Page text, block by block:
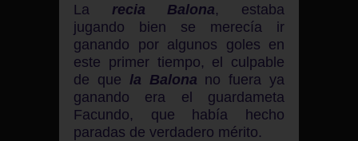
La recia Balona, estaba
jugando bien se merecía ir
ganando por algunos goles en
este primer tiempo, el culpable
de que la Balona no fuera ya
ganando era el guardameta
Facundo, que había hecho
paradas de verdadero mérito.